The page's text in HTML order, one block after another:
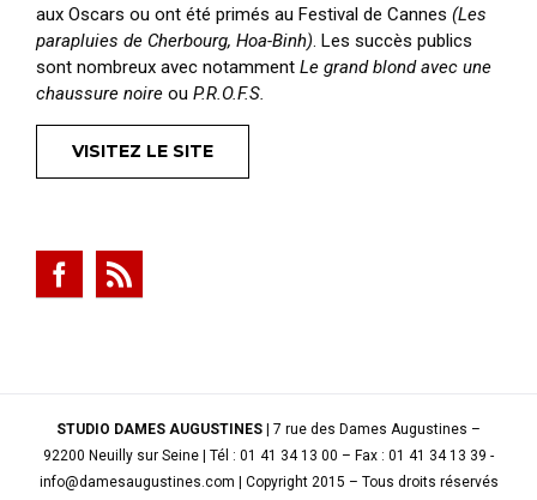
aux Oscars ou ont été primés au Festival de Cannes (Les
parapluies de Cherbourg, Hoa-Binh) . Les succès publics
sont nombreux avec notamment Le grand blond avec une
chaussure noire ou P.R.O.F.S.
VISITEZ LE SITE
STUDIO DAMES AUGUSTINES | 7 rue des Dames Augustines –
92200 Neuilly sur Seine | Tél : 01 41 34 13 00 – Fax : 01 41 34 13 39 -
info@damesaugustines.com | Copyright 2015 – Tous droits réservés